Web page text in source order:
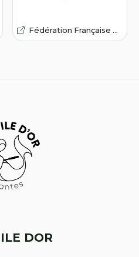
Fédération Française de Golf
DOR